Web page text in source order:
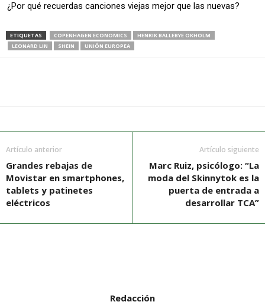
¿Por qué recuerdas canciones viejas mejor que las nuevas?
ETIQUETAS COPENHAGEN ECONOMICS
HENRIK BALLEBYE OKHOLM
LEONARD LIN
SHEIN UNIÓN EUROPEA
Artículo anterior
Grandes rebajas de
Movistar en smartphones,
tablets y patinetes
eléctricos
Artículo siguiente
Marc Ruiz, psicólogo: “La
moda del Skinnytok es la
puerta de entrada a
desarrollar TCA”
Redacción